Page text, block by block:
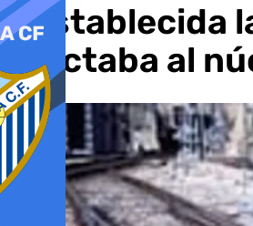
Restablecida
afectaba al